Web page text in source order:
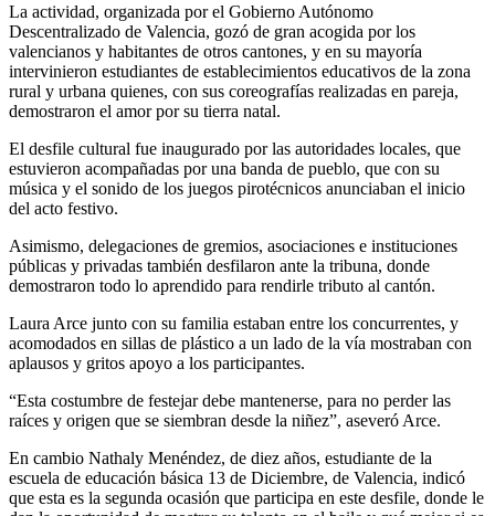
La actividad, organizada por el Gobierno Autónomo
Descentralizado de Valencia, gozó de gran acogida por los
valencianos y habitantes de otros cantones, y en su mayoría
intervinieron estudiantes de establecimientos educativos de la zona
rural y urbana quienes, con sus coreografías realizadas en pareja,
demostraron el amor por su tierra natal.
El desfile cultural fue inaugurado por las autoridades locales, que
estuvieron acompañadas por una banda de pueblo, que con su
música y el sonido de los juegos pirotécnicos anunciaban el inicio
del acto festivo.
Asimismo, delegaciones de gremios, asociaciones e instituciones
públicas y privadas también desfilaron ante la tribuna, donde
demostraron todo lo aprendido para rendirle tributo al cantón.
Laura Arce junto con su familia estaban entre los concurrentes, y
acomodados en sillas de plástico a un lado de la vía mostraban con
aplausos y gritos apoyo a los participantes.
“Esta costumbre de festejar debe mantenerse, para no perder las
raíces y origen que se siembran desde la niñez”, aseveró Arce.
En cambio Nathaly Menéndez, de diez años, estudiante de la
escuela de educación básica 13 de Diciembre, de Valencia, indicó
que esta es la segunda ocasión que participa en este desfile, donde le